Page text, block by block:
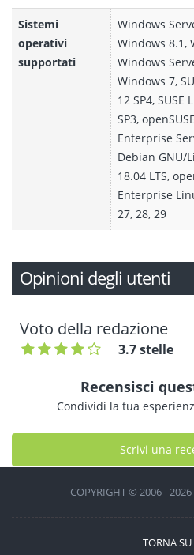
Sistemi
operativi
supportati
Windows
Windows 8.1,
Windows
Windows 7,
12 SP4,
SP3,
Enterprise
Debian GNU/
18.04 LTS,
Enterprise
27, 28, 29
Opinioni degli utenti
Voto della redazione
3.7 stelle
Recensisci
Condividi la tua
Scrivi una
COPYRIGHT © 2006 -
TORNA SU